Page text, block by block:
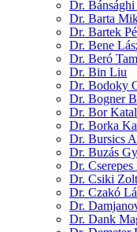
Dr.
Dr. Barta
Dr. Bartek
Dr. Bene
Dr. Beró
Dr. Bin Liu
Dr. Bodoky
Dr. Bogner
Dr. Bor
Dr. Borka
Dr. Bursics
Dr. Buzás
Dr. Cserepes
Dr. Csiki
Dr. Czakó
Dr.
Dr. Dank